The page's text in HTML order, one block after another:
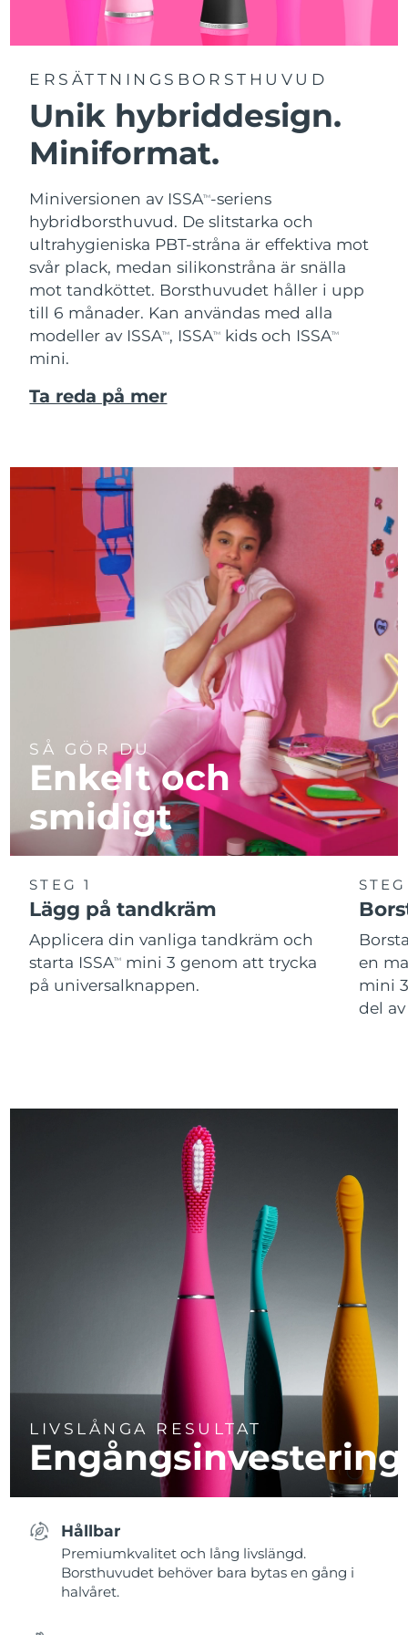
ERSÄTTNINGSBORSTHUVUD
Unik hybriddesign.
Miniformat.
Miniversionen av ISSATM-seriens
hybridborsthuvud. De slitstarka och
ultrahygieniska PBT-stråna är effektiva mot
svår plack, medan silikonstråna är snälla
mot tandköttet. Borsthuvudet håller i upp
till 6 månader. Kan användas med alla
modeller av ISSATM, ISSATM kids och ISSATM
mini.
Ta reda på mer
SÅ GÖR DU
Enkelt och
smidigt
STEG 1
Lägg på tandkräm
Applicera din vanliga tandkräm och
starta ISSATM
mini 3 genom att trycka
på universalknappen.
en
mini
del
LIVSLÅNGA RESULTAT
Engångsinvestering
Hållbar
Premiumkvalitet och lång livslängd.
Borsthuvudet behöver bara bytas en gång i
halvåret.